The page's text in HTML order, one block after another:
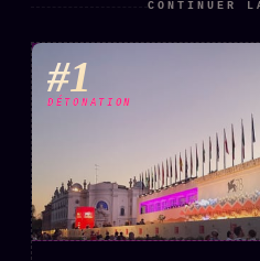
À la une
Recherche ⌕
Soumettre un tip
Nous écrire
Presse
CONTINUER
#1
DÉTONATION